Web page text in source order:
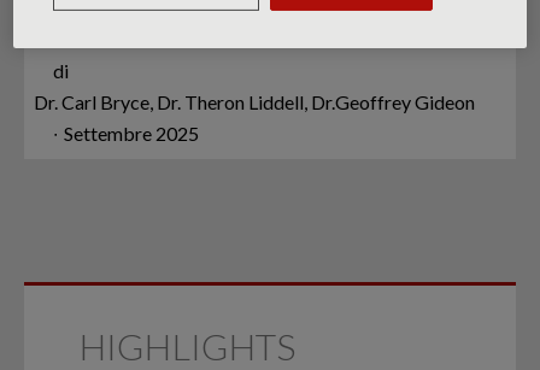
salute orale
di
Dr. Carl Bryce, Dr. Theron Liddell, Dr.Geoffrey Gideon
∙ Settembre 2025
HIGHLIGHTS